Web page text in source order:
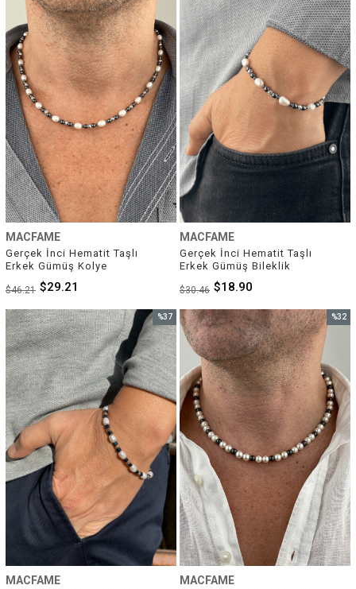
MACFAME
Gerçek İnci Hematit Taşlı
Erkek Gümüş Kolye
$29.21
$46.21
%37İndirim
MACFAME
Gerçek İnci Hematit Taşlı
Erkek Gümüş Bileklik
$18.90
$30.46
MACFAME
%37
İndirim
%37İndirim
MACFAME
%32
İndirim